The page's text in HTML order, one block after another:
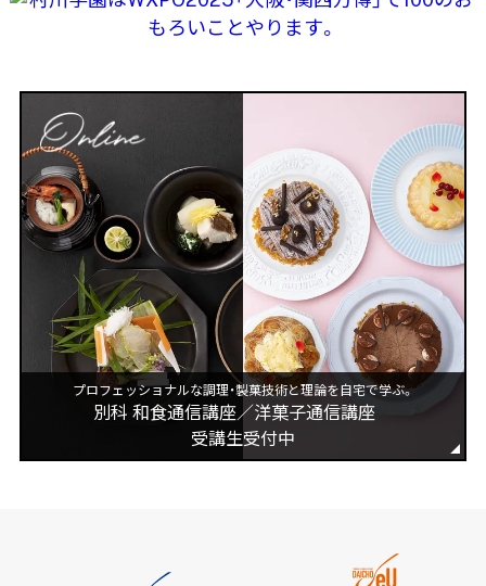
プロフェッショナルな調理・製菓技術と理論を自宅で学ぶ。
別科 和食通信講座／洋菓子通信講座
受講生受付中